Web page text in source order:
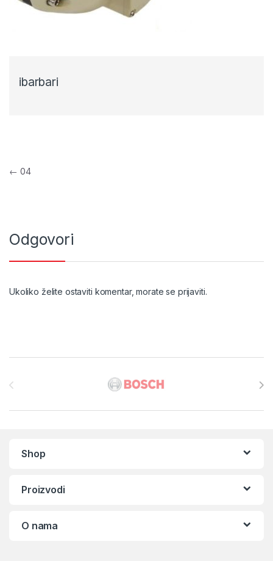
ibarbari
Navigacija objava
← 04
Odgovori
Ukoliko želite ostaviti komentar, morate se prijaviti.
Shop
Proizvodi
O nama